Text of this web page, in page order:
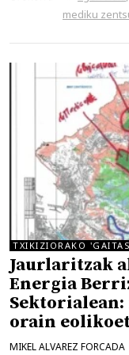
mediku
TXIKIZIORAKO
Jaurlaritzak
Energia
orain
MIKEL ALVAREZ FORCADA